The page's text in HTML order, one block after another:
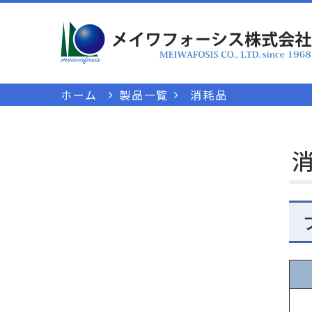
ホーム 製品一覧 消耗品